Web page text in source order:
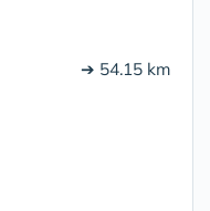
➔ 54.15 km